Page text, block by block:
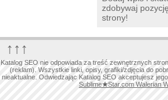
zdobywaj
strony!
↑↑↑
Katalog SEO nie odpowiada za treść zewnętrznych
(reklam). Wszystkie linki, opisy, grafiki/zdjęcia do
nieaktualne. Odwiedzając Katalog SEO akceptujesz
Sublime★Star.com Walerian